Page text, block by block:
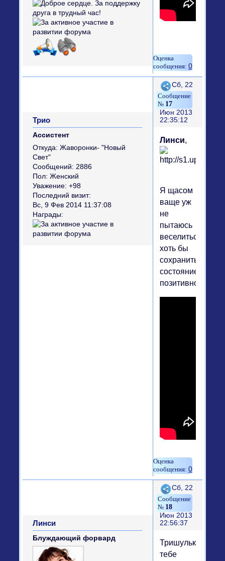
0
Поделиться
17
Сб, 22
Июн 2013
22:35:12
Трио
Ассистент
Откуда: Жаворонки- "Новый
Свет"
Сообщений: 2886
Пол: Женский
Уважение: +98
Последний визит:
Вс, 9 Фев 2014 11:37:08
Награды:
Линси,
Я щасом
ваще уж
не
пытаюсь
веселиться......
хоть бы
сохранить
состояние
позитивное....
0
Поделиться
18
Сб, 22
Июн 2013
22:56:37
Линси
Блуждающий форвард
Тришулька,
тебе